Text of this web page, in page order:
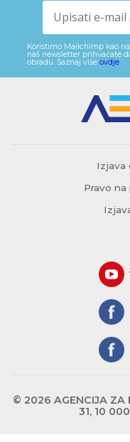
Koristimo Mailchimp kao
naš newsletter prihvaćate
obradu. Saznaj više ovdje
Izjava
Pravo
© 2026 AGENCIJA ZA
31, 10